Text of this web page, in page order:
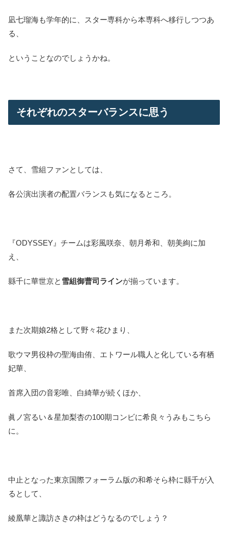
凪七瑠海も学年的に、スター専科から本専科へ移行しつつあ
る、
ということなのでしょうかね。
それぞれのスターバランスに思う
さて、雪組ファンとしては、
各公演出演者の配置バランスも気になるところ。
『ODYSSEY』チームは彩風咲奈、朝月希和、朝美絢に加
え、
縣千に華世京と 雪組御曹司ラインが揃っています。
また次期娘2格として野々花ひまり、
歌ウマ男役枠の聖海由侑、エトワール職人と化している有栖
妃華、
首席入団の音彩唯、白綺華が続くほか、
眞ノ宮るい＆星加梨杏の100期コンビに希良々うみもこちら
に。
中止となった東京国際フォーラム版の和希そら枠に縣千が入
るとして、
綾凰華と諏訪さきの枠はどうなるのでしょう？